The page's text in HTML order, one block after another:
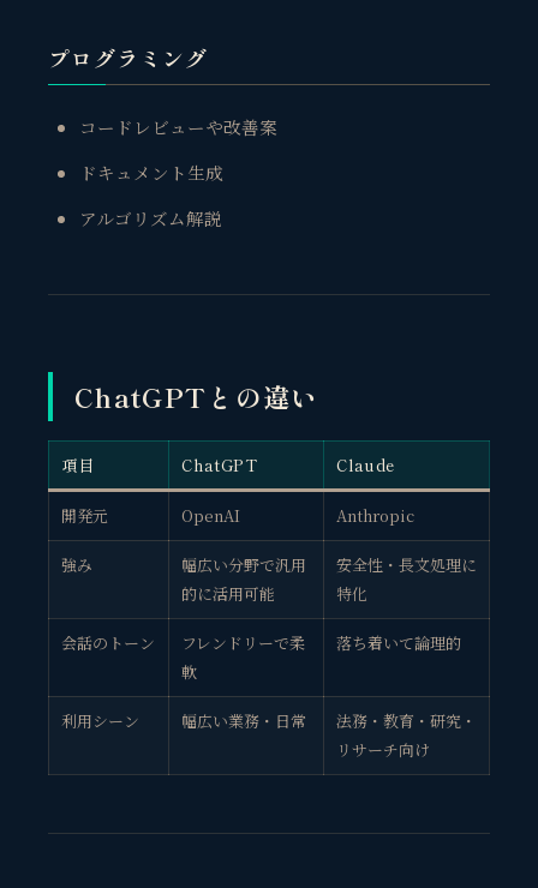
プログラミング
コードレビューや改善案
ドキュメント生成
アルゴリズム解説
ChatGPTとの違い
項目 ChatGPT Claude
開発元 OpenAI Anthropic
強み
幅広い分野で汎用
的に活用可能
安全性・長文処理に
特化
会話のトーン
フレンドリーで柔
軟
落ち着いて論理的
利用シーン 幅広い業務・日常
法務・教育・研究・
リサーチ向け